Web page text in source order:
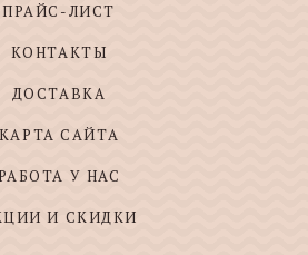
ПРАЙС-ЛИСТ
КОНТАКТЫ
ДОСТАВКА
КАРТА САЙТА
У НАС
И СКИДКИ